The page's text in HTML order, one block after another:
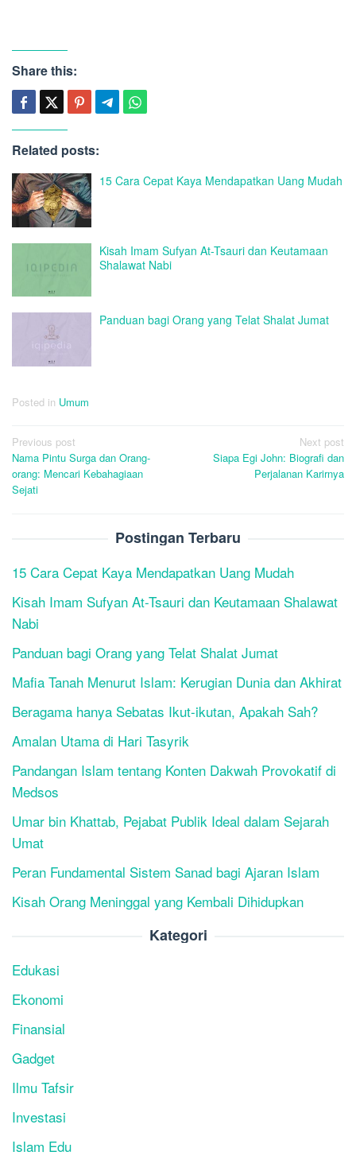
Share this:
Related posts:
15 Cara Cepat Kaya Mendapatkan Uang Mudah
Kisah Imam Sufyan At-Tsauri dan Keutamaan
Shalawat Nabi
Panduan bagi Orang yang Telat Shalat Jumat
Posted in Umum
Post
navigation
Previous post
Nama Pintu Surga dan Orang-
orang: Mencari Kebahagiaan
Sejati
Next post
Siapa Egi John: Biografi dan
Perjalanan Karirnya
Postingan Terbaru
15 Cara Cepat Kaya Mendapatkan Uang Mudah
Kisah Imam Sufyan At-Tsauri dan Keutamaan Shalawat
Nabi
Panduan bagi Orang yang Telat Shalat Jumat
Mafia Tanah Menurut Islam: Kerugian Dunia dan Akhirat
Beragama hanya Sebatas Ikut-ikutan, Apakah Sah?
Amalan Utama di Hari Tasyrik
Pandangan Islam tentang Konten Dakwah Provokatif di
Medsos
Umar bin Khattab, Pejabat Publik Ideal dalam Sejarah
Umat
Peran Fundamental Sistem Sanad bagi Ajaran Islam
Kisah Orang Meninggal yang Kembali Dihidupkan
Kategori
Edukasi
Ekonomi
Finansial
Gadget
Ilmu Tafsir
Investasi
Islam Edu